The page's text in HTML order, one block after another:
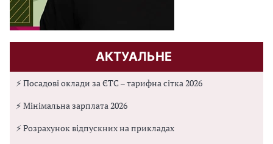
АКТУАЛЬНЕ
⚡ Посадові оклади за ЄТС – тарифна сітка 2026
⚡ Мінімальна зарплата 2026
⚡ Розрахунок відпускних на прикладах